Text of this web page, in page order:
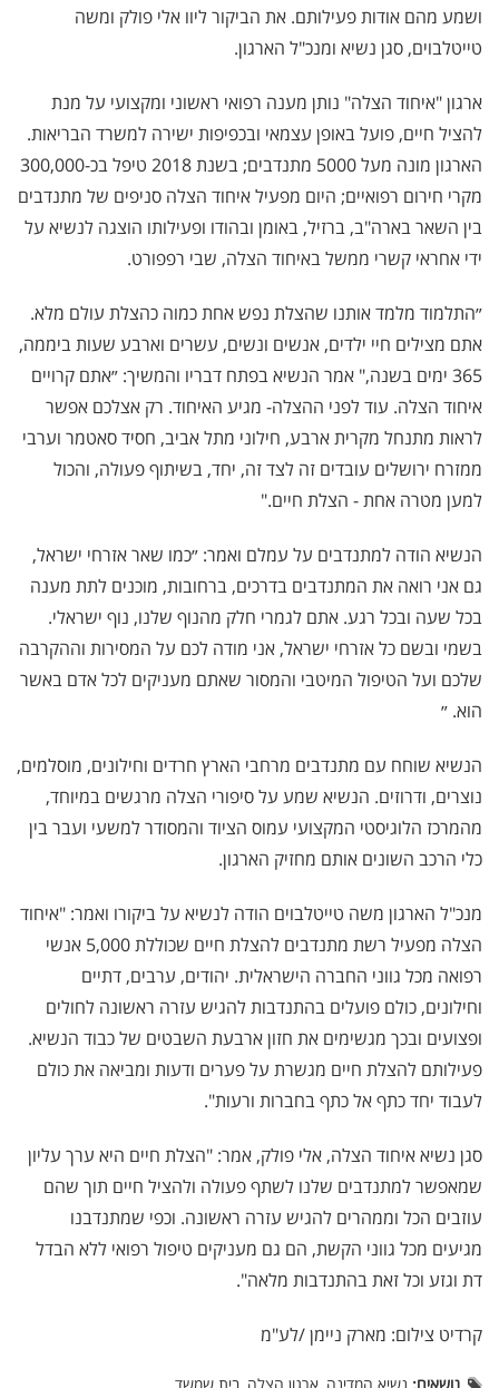
ושמע מהם אודות פעילותם. את הביקור ליוו אלי פולק ומשה
טייטלבוים, סגן נשיא ומנכ"ל הארגון.
ארגון "איחוד הצלה" נותן מענה רפואי ראשוני ומקצועי על מנת
להציל חיים, פועל באופן עצמאי ובכפיפות ישירה למשרד הבריאות.
הארגון מונה מעל 5000 מתנדבים; בשנת 2018 טיפל בכ-300,000
מקרי חירום רפואיים; היום מפעיל איחוד הצלה סניפים של מתנדבים
בין השאר בארה"ב, ברזיל, באומן ובהודו ופעילותו הוצגה לנשיא על
ידי אחראי קשרי ממשל באיחוד הצלה, שבי רפפורט.
״התלמוד מלמד אותנו שהצלת נפש אחת כמוה כהצלת עולם מלא.
אתם מצילים חיי ילדים, אנשים ונשים, עשרים וארבע שעות ביממה,
365 ימים בשנה," אמר הנשיא בפתח דבריו והמשיך: ״אתם קרויים
איחוד הצלה. עוד לפני ההצלה- מגיע האיחוד. רק אצלכם אפשר
לראות מתנחל מקרית ארבע, חילוני מתל אביב, חסיד סאטמר וערבי
ממזרח ירושלים עובדים זה לצד זה, יחד, בשיתוף פעולה, והכול
למען מטרה אחת - הצלת חיים."
הנשיא הודה למתנדבים על עמלם ואמר: ״כמו שאר אזרחי ישראל,
גם אני רואה את המתנדבים בדרכים, ברחובות, מוכנים לתת מענה
בכל שעה ובכל רגע. אתם לגמרי חלק מהנוף שלנו, נוף ישראלי.
בשמי ובשם כל אזרחי ישראל, אני מודה לכם על המסירות וההקרבה
שלכם ועל הטיפול המיטבי והמסור שאתם מעניקים לכל אדם באשר
הוא. ״
הנשיא שוחח עם מתנדבים מרחבי הארץ חרדים וחילונים, מוסלמים,
נוצרים, ודרוזים. הנשיא שמע על סיפורי הצלה מרגשים במיוחד,
מהמרכז הלוגיסטי המקצועי עמוס הציוד והמסודר למשעי ועבר בין
כלי הרכב השונים אותם מחזיק הארגון.
מנכ"ל הארגון משה טייטלבוים הודה לנשיא על ביקורו ואמר: "איחוד
הצלה מפעיל רשת מתנדבים להצלת חיים שכוללת 5,000 אנשי
רפואה מכל גווני החברה הישראלית. יהודים, ערבים, דתיים
וחילונים, כולם פועלים בהתנדבות להגיש עזרה ראשונה לחולים
ופצועים ובכך מגשימים את חזון ארבעת השבטים של כבוד הנשיא.
פעילותם להצלת חיים מגשרת על פערים ודעות ומביאה את כולם
לעבוד יחד כתף אל כתף בחברות ורעות".
סגן נשיא איחוד הצלה, אלי פולק, אמר: "הצלת חיים היא ערך עליון
שמאפשר למתנדבים שלנו לשתף פעולה ולהציל חיים תוך שהם
עוזבים הכל וממהרים להגיש עזרה ראשונה. וכפי שמתנדבנו
מגיעים מכל גווני הקשת, הם גם מעניקים טיפול רפואי ללא הבדל
דת וגזע וכל זאת בהתנדבות מלאה".
קרדיט צילום: מארק ניימן /לע"מ